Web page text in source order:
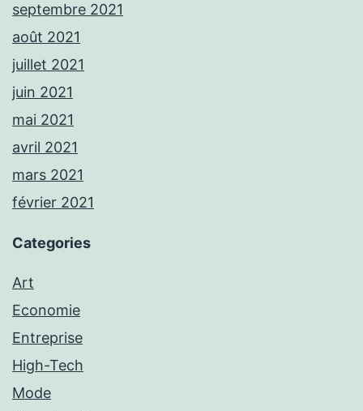
septembre 2021
août 2021
juillet 2021
juin 2021
mai 2021
avril 2021
mars 2021
février 2021
Categories
Art
Economie
Entreprise
High-Tech
Mode